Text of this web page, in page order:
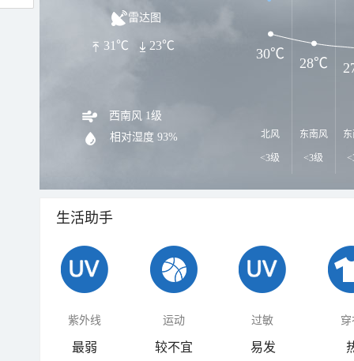
雷达图
31℃ 23℃
西南风 1级
相对湿度 93% 北风
<3级
东南风
<3级
30℃
28℃
生活助手
紫外线 运动 过敏 穿
最弱 较不宜 易发